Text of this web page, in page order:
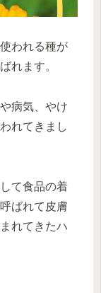
われる種が
れます。
病気、やけ
れてきまし
て食品の着
ばれて皮膚
れてきたハ